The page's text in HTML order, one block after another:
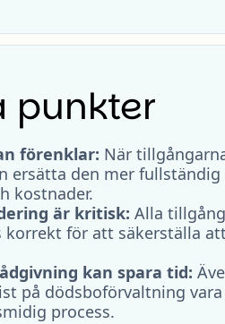
punkter
förenklar: När
ersätta den mer
kostnader.
är kritisk: Alla
korrekt för att säkerställa
kan spara tid:
på dödsboförvaltning
process.